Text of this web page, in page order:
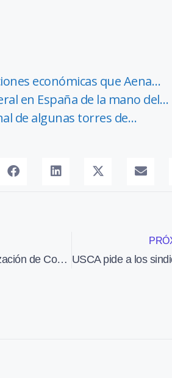
económicas que Aena…
en España de la mano del…
de algunas torres de…
La Organización de Consumidores y Usuarios pide al Gobierno firmeza con los controladores aéreos